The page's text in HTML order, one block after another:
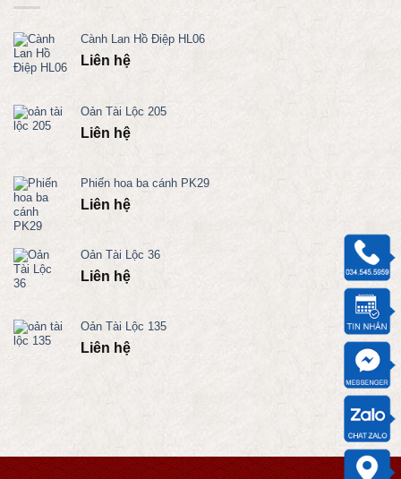
Cành Lan Hồ Điệp HL06
Liên hệ
Oản Tài Lộc 205
Liên hệ
Phiến hoa ba cánh PK29
Liên hệ
Oản Tài Lộc 36
Liên hệ
Oản Tài Lộc 135
Liên hệ